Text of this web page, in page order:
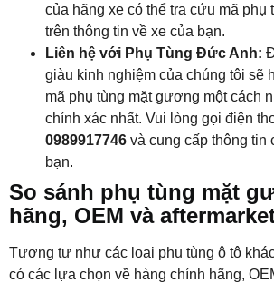
của hãng xe có thể tra cứu mã phụ
trên thông tin về xe của bạn.
Liên hệ với Phụ Tùng Đức Anh:
giàu kinh nghiệm của chúng tôi sẽ
mã phụ tùng mặt gương một cách
chính xác nhất. Vui lòng gọi điện
0989917746 và cung cấp thông tin
bạn.
So sánh phụ tùng mặt
hãng, OEM và
Tương tự như các loại phụ tùng ô tô
có các lựa chọn về hàng chính hãng,